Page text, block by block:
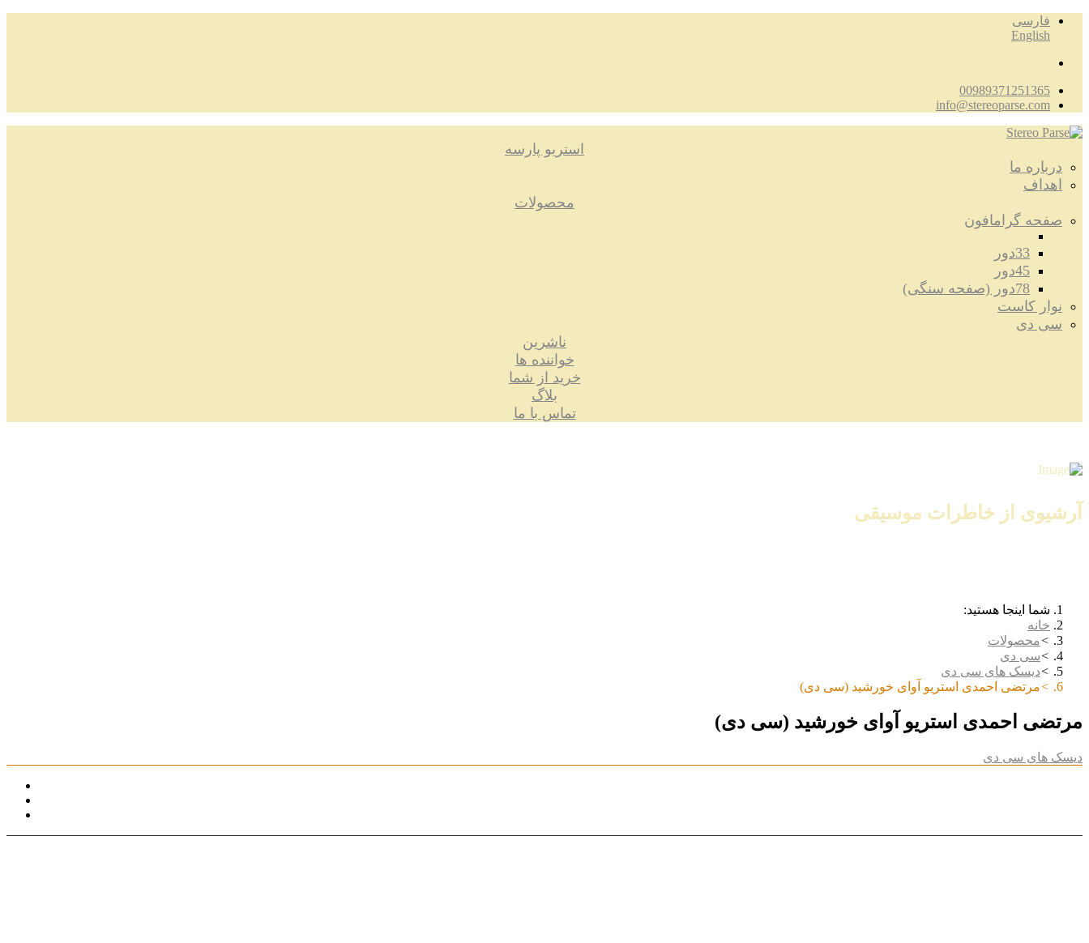
فارسی
English
00989371251365
info@stereoparse.com
استریو پارسه
درباره ما
اهداف
محصولات
صفحه گرامافون
33دور
45دور
78دور (صفحه سنگی)
نوار کاست
سی دی
ناشرین
خواننده ها
خرید از شما
بلاگ
تماس با ما
آرشیوی از خاطرات موسیقی
شما اینجا هستید:
خانه
محصولات
سی دی
دیسک های سی دی
مرتضی احمدی استریو آوای خورشید (سی دی)
مرتضی احمدی استریو آوای خورشید (سی دی)
دیسک های سی دی